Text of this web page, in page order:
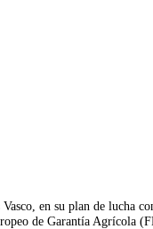
en su plan de lucha
de Garantía Agrícola